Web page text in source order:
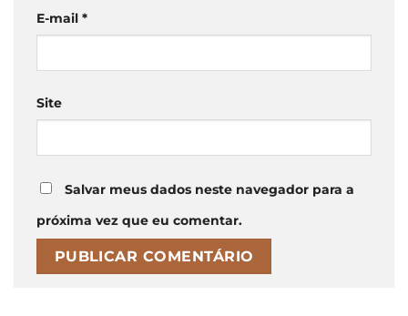
E-mail *
Site
Salvar meus dados neste navegador para a
próxima vez que eu comentar.